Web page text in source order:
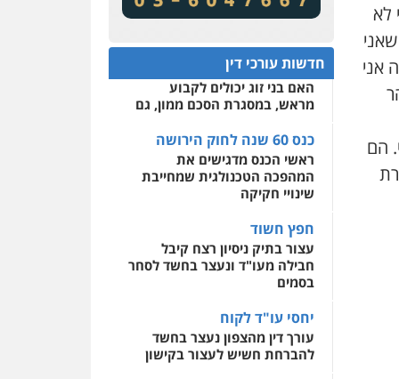
לא
לי את הקריירה שלי. 13 שנה אני
הם
שירותים מקצועיים לעורכי
דין
0522508109
אחסון אתרים
מהירות הגנה גיבוי
לעורכי דין
מרכז התחלה חדשה
שירותים מקצועיים לעורכי
דין
0544500346
חדשות עורכי דין
מע"מ ומוסדות ללא כוונת רווח
המתח שבין חוק יחסי ממון
לבין חוק הירושה
האם בני זוג יכולים לקבוע
מראש, במסגרת הסכם ממון, גם
כנס 60 שנה לחוק הירושה
ראשי הכנס מדגישים את
המהפכה הטכנולגית שמחייבת
שינויי חקיקה
חפץ חשוד
עצור בתיק ניסיון רצח קיבל
חבילה מעו"ד ונעצר בחשד לסחר
בסמים
יחסי עו"ד לקוח
עורך דין מהצפון נעצר בחשד
להברחת חשיש לעצור בקישון